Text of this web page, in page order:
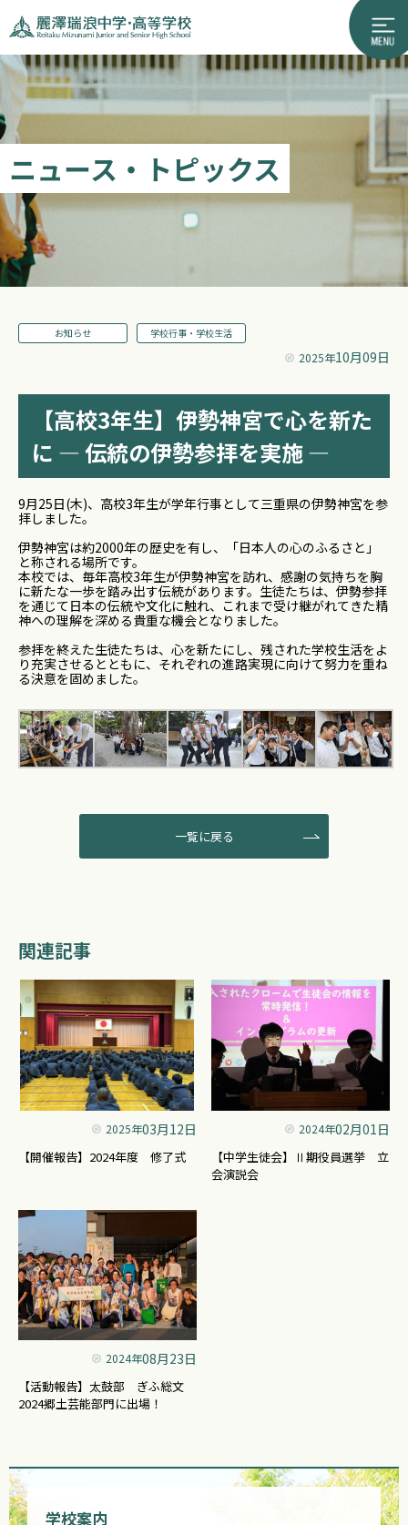
ニュース・トピックス
お知らせ 学校行事・学校生活
2025年10月09日
【高校3年生】伊勢神宮で心を新た
に — 伝統の伊勢参拝を実施 —
9月25日(木)、高校3年生が学年行事として三重県の伊勢神宮を参
拝しました。
伊勢神宮は約2000年の歴史を有し、「日本人の心のふるさと」
と称される場所です。
本校では、毎年高校3年生が伊勢神宮を訪れ、感謝の気持ちを胸
に新たな一歩を踏み出す伝統があります。生徒たちは、伊勢参拝
を通じて日本の伝統や文化に触れ、これまで受け継がれてきた精
神への理解を深める貴重な機会となりました。
参拝を終えた生徒たちは、心を新たにし、残された学校生活をよ
り充実させるとともに、それぞれの進路実現に向けて努力を重ね
る決意を固めました。
一覧に戻る
関連記事
2025年03月12日
【開催報告】2024年度 修了式
2024年02月01日
【中学生徒会】Ⅱ期役員選挙 立
会演説会
2024年08月23日
【活動報告】太鼓部 ぎふ総文
2024郷土芸能部門に出場！
学校案内